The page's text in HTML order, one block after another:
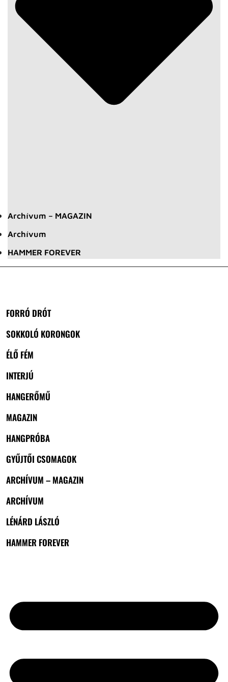
Archívum – MAGAZIN
Archívum
HAMMER FOREVER
FORRÓ DRÓT
SOKKOLÓ KORONGOK
ÉLŐ FÉM
INTERJÚ
HANGERŐMŰ
MAGAZIN
HANGPRÓBA
GYŰJTŐI CSOMAGOK
ARCHÍVUM – MAGAZIN
ARCHÍVUM
LÉNÁRD LÁSZLÓ
HAMMER FOREVER